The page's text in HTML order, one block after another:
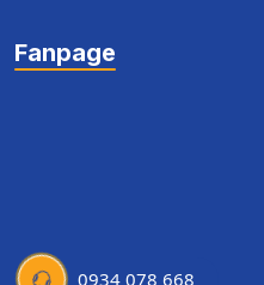
Fanpage
0934 078 668